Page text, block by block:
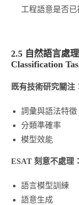
工程語意是否
2.5 自然語言處
Classification
既有技術研究關注
詞彙與語法特徵
分類準確率
模型效能
ESAT 刻意不處理：
語言模型訓練
語意生成